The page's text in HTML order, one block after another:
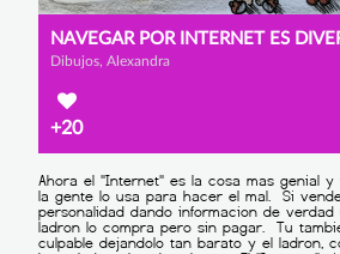
Dibujos, Alexandra
+20